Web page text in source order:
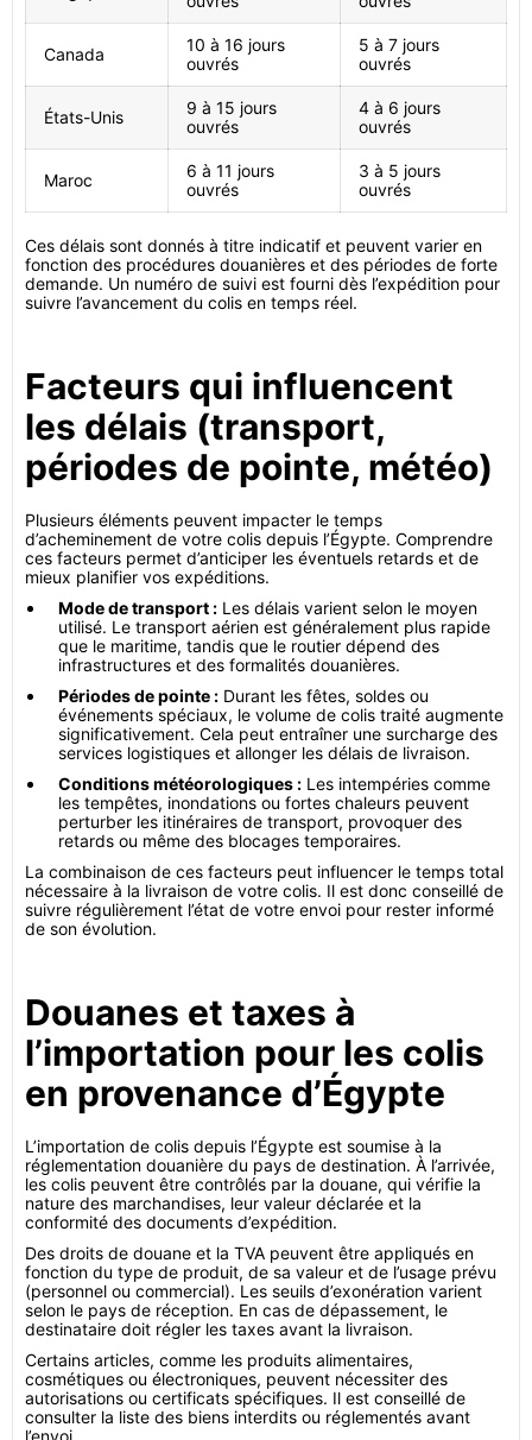
Canada
10 à 16 jours
ouvrés
5 à 7 jours
ouvrés
États-Unis
9 à 15 jours
ouvrés
4 à 6 jours
ouvrés
Maroc
6 à 11 jours
ouvrés
3 à 5 jours
ouvrés
Ces délais sont donnés à titre indicatif et peuvent varier en
fonction des procédures douanières et des périodes de forte
demande. Un numéro de suivi est fourni dès l’expédition pour
suivre l’avancement du colis en temps réel.
Facteurs qui influencent
les délais (transport,
périodes de pointe, météo)
Plusieurs éléments peuvent impacter le temps
d’acheminement de votre colis depuis l’Égypte. Comprendre
ces facteurs permet d’anticiper les éventuels retards et de
mieux planifier vos expéditions.
Mode de transport : Les délais varient selon le moyen
utilisé. Le transport aérien est généralement plus rapide
que le maritime, tandis que le routier dépend des
infrastructures et des formalités douanières.
Périodes de pointe : Durant les fêtes, soldes ou
événements spéciaux, le volume de colis traité augmente
significativement. Cela peut entraîner une surcharge des
services logistiques et allonger les délais de livraison.
Conditions météorologiques : Les intempéries comme
les tempêtes, inondations ou fortes chaleurs peuvent
perturber les itinéraires de transport, provoquer des
retards ou même des blocages temporaires.
La combinaison de ces facteurs peut influencer le temps total
nécessaire à la livraison de votre colis. Il est donc conseillé de
suivre régulièrement l’état de votre envoi pour rester informé
de son évolution.
Douanes et taxes à
l’importation pour les colis
en provenance d’Égypte
L’importation de colis depuis l’Égypte est soumise à la
réglementation douanière du pays de destination. À l’arrivée,
les colis peuvent être contrôlés par la douane, qui vérifie la
nature des marchandises, leur valeur déclarée et la
conformité des documents d’expédition.
Des droits de douane et la TVA peuvent être appliqués en
fonction du type de produit, de sa valeur et de l’usage prévu
(personnel ou commercial). Les seuils d’exonération varient
selon le pays de réception. En cas de dépassement, le
destinataire doit régler les taxes avant la livraison.
Certains articles, comme les produits alimentaires,
cosmétiques ou électroniques, peuvent nécessiter des
autorisations ou certificats spécifiques. Il est conseillé de
consulter la liste des biens interdits ou réglementés avant
l’envoi.